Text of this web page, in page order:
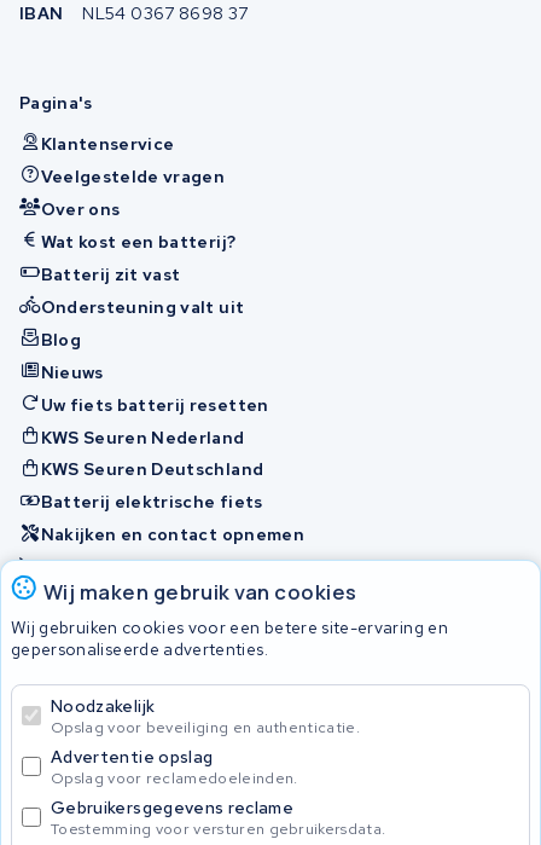
Wij maken gebruik van cookies
Wij gebruiken cookies voor een betere site-ervaring en
gepersonaliseerde advertenties.
Noodzakelijk
Opslag voor beveiliging en authenticatie.
Advertentie opslag
Opslag voor reclamedoeleinden.
Gebruikersgegevens reclame
Toestemming voor versturen gebruikersdata.
IBAN
NL54 0367 8698 37
Pagina's
Klantenservice
Veelgestelde vragen
Over ons
Wat kost een batterij?
Batterij zit vast
Ondersteuning valt uit
Blog
Nieuws
Uw fiets batterij resetten
KWS Seuren Nederland
KWS Seuren Deutschland
Batterij elektrische fiets
Nakijken en contact opnemen
Onherstelbaar
Accu's
© 2026 KWS Seuren
Algemene voorwaarden
Privacy Policy